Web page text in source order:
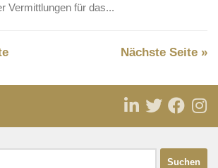
Vermittlungen für das...
Nächste Seite »